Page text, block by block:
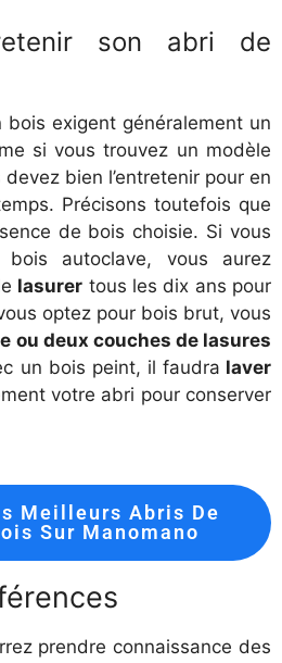
son abri de
exigent généralement un
si vous trouvez un modèle
bien l’entretenir pour en
Précisons toutefois que
de bois choisie. Si vous
autoclave, vous aurez
lasurer tous les dix ans pour
optez pour bois brut, vous
ou deux couches de lasures
un bois peint, il faudra laver
votre abri pour conserver
Meilleurs Abris De
Sur Manomano
prendre connaissance des